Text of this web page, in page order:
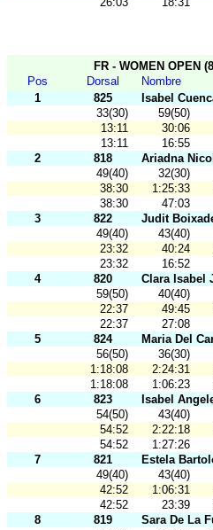
FR - WOMEN OPEN
Pos
Dorsal
Nombre
1
825
Isabel
33(30)
59(50)
13:11
30:06
13:11
16:55
2
818
Ariadna
49(40)
32(30)
38:30
1:25:33
38:30
47:03
3
822
Judit
49(40)
43(40)
23:32
40:24
23:32
16:52
4
820
Clara Isabel
59(50)
40(40)
22:37
49:45
22:37
27:08
5
824
Maria Del
56(50)
36(30)
1:18:08
2:24:31
1:18:08
1:06:23
6
823
Isabel
54(50)
43(40)
54:52
2:22:18
54:52
1:27:26
7
821
Estela
49(40)
43(40)
42:52
1:06:31
42:52
23:39
8
819
Sara De La